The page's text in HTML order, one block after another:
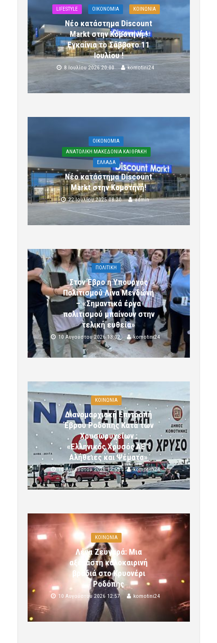
LIFESTYLE OIKONOMIA ΚΟΙΝΩΝΙΑ
Νέο κατάστημα Discount
Markt στην Κομοτηνή !
Εγκαίνια το Σάββατο 11
Ιουλίου !
8 Ιουλίου 2026 20:00 komotini24
OIKONOMIA
ΑΝΑΤΟΛΙΚΗ ΜΑΚΕΔΟΝΙΑ ΚΑΙ ΘΡΑΚΗ
ΕΛΛΑΔΑ
Νέο κατάστημα Discount
Markt στην Κομοτηνή!
22 Ιουλίου 2025 08:20 admin
ΠΟΛΙΤΙΚΗ
Στον Έβρο η Υπουργός
Πολιτισμού Λίνα Μενδώνη
– «Σημαντικά έργα
πολιτισμού μπαίνουν στην
τελική ευθεία»
10 Αυγούστου 2026 13:02 komotini24
ΚΟΙΝΩΝΙΑ
Διανομαρχιακή Επιτροπή
Έβρου Ροδόπης Κατά των
Χρυσωρυχείων :
«Ελληνικός Χρυσός ΑΕ”:
Αλήθειες και Ψέματα»
10 Αυγούστου 2026 12:59 komotini24
ΚΟΙΝΩΝΙΑ
Λένα Ζευγαρά: Μια
αξέχαστη καλοκαιρινή
βραδιά στο Κρυονέρι
Ροδόπης
10 Αυγούστου 2026 12:57 komotini24